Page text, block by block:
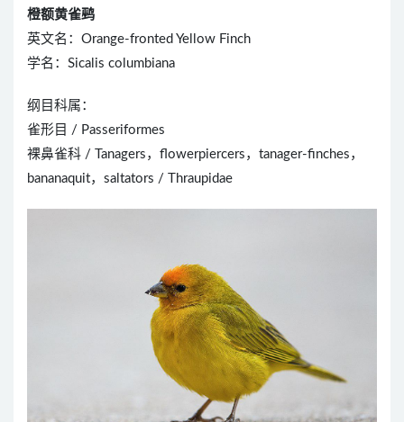
橙额黄雀鹀
英文名：Orange-fronted Yellow Finch
学名：Sicalis columbiana
纲目科属：
雀形目 / Passeriformes
裸鼻雀科 / Tanagers，flowerpiercers，tanager-finches，
bananaquit，saltators / Thraupidae